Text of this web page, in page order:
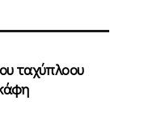
ταχύπλοου